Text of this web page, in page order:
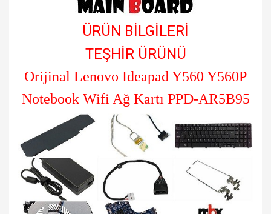
ÜRÜN BİLGİLERİ
TEŞHİR ÜRÜNÜ
Orijinal Lenovo Ideapad Y560 Y560P
Notebook Wifi Ağ Kartı PPD-AR5B95